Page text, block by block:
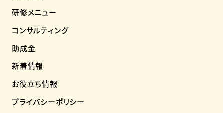
研修メニュー
コンサルティング
助成金
新着情報
お役立ち情報
プライバシーポリシー